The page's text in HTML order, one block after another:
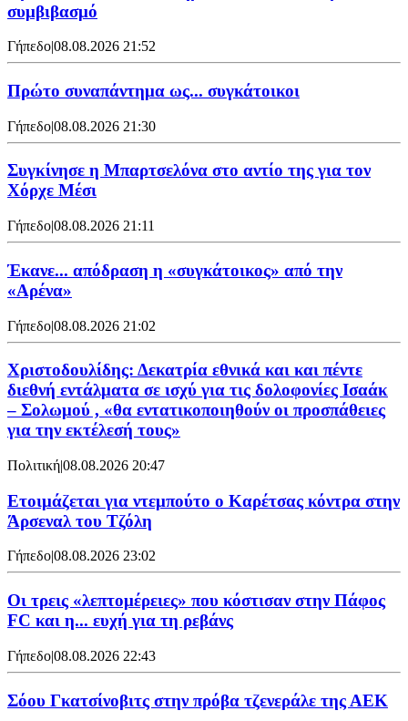
συμβιβασμό
Γήπεδο|08.08.2026 21:52
Πρώτο συναπάντημα ως... συγκάτοικοι
Γήπεδο|08.08.2026 21:30
Συγκίνησε η Μπαρτσελόνα στο αντίο της για τον
Χόρχε Μέσι
Γήπεδο|08.08.2026 21:11
Έκανε... απόδραση η «συγκάτοικος» από την
«Αρένα»
Γήπεδο|08.08.2026 21:02
Χριστοδουλίδης: Δεκατρία εθνικά και και πέντε
διεθνή εντάλματα σε ισχύ για τις δολοφονίες Ισαάκ
– Σολωμού , «θα εντατικοποιηθούν οι προσπάθειες
για την εκτέλεσή τους»
Πολιτική|08.08.2026 20:47
Ετοιμάζεται για ντεμπούτο ο Καρέτσας κόντρα στην
Άρσεναλ του Τζόλη
Γήπεδο|08.08.2026 23:02
Οι τρεις «λεπτομέρειες» που κόστισαν στην Πάφος
FC και η... ευχή για τη ρεβάνς
Γήπεδο|08.08.2026 22:43
Σόου Γκατσίνοβιτς στην πρόβα τζενεράλε της ΑΕΚ